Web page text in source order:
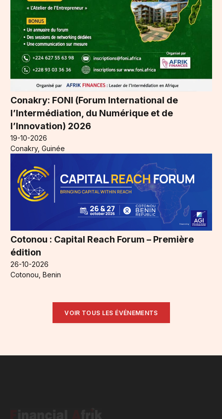
Conakry: FONI (Forum International de
l’Intermédiation, du Numérique et de
l’Innovation) 2026
19-10-2026
Conakry, Guinée
Cotonou : Capital Reach Forum – Première
édition
26-10-2026
Cotonou, Benin
VOIR TOUS LES ÉVÉNEMENTS